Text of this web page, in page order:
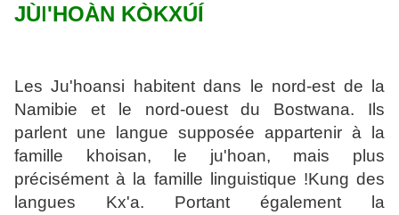
JÙǀ'HOÀN KÒKXÚÍ
Les Ju'hoansi habitent dans le nord-est de la
Namibie et le nord-ouest du Bostwana. Ils
parlent une langue supposée appartenir à la
famille khoisan, le ju'hoan, mais plus
précisément à la famille linguistique !Kung des
langues Kx'a. Portant également la